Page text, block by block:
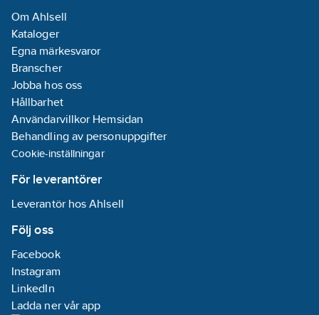
Om Ahlsell
Kataloger
Egna märkesvaror
Branscher
Jobba hos oss
Hållbarhet
Användarvillkor Hemsidan
Behandling av personuppgifter
Cookie-inställningar
För leverantörer
Leverantör hos Ahlsell
Följ oss
Facebook
Instagram
LinkedIn
Ladda ner vår app